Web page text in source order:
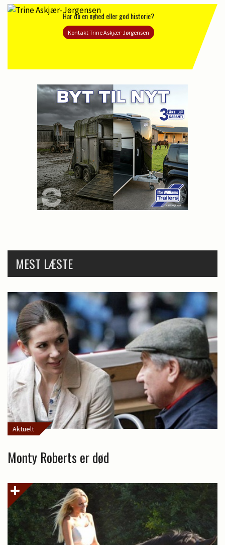
Har du en nyhed eller god historie?
Kontakt Trine Askjær-Jørgensen
MEST LÆSTE
Aktuelt
Monty Roberts er død